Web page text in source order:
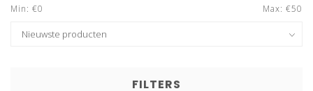
Min: €0 Max: €50
FILTERS